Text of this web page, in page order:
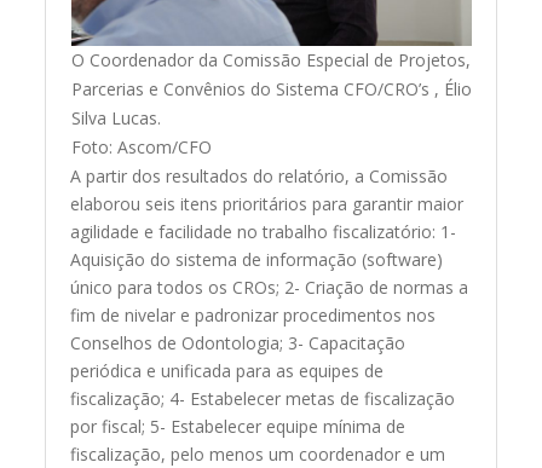
O Coordenador da Comissão Especial de Projetos,
Parcerias e Convênios do Sistema CFO/CRO’s , Élio
Silva Lucas.
Foto: Ascom/CFO
A partir dos resultados do relatório, a Comissão
elaborou seis itens prioritários para garantir maior
agilidade e facilidade no trabalho fiscalizatório: 1-
Aquisição do sistema de informação (software)
único para todos os CROs; 2- Criação de normas a
fim de nivelar e padronizar procedimentos nos
Conselhos de Odontologia; 3- Capacitação
periódica e unificada para as equipes de
fiscalização; 4- Estabelecer metas de fiscalização
por fiscal; 5- Estabelecer equipe mínima de
fiscalização, pelo menos um coordenador e um